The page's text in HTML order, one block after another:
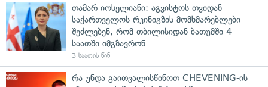
თამარ იოსელიანი: აგვისტოს თვიდან
საქართველოს რკინიგზის მომხმარებლები
შეძლებენ, რომ თბილისიდან ბათუმში 4
საათში იმგზავრონ
3 საათის წინ
რა უნდა გაითვალისწინოთ CHEVENING-ის